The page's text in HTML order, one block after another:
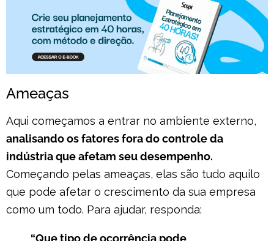
Ameaças
Aqui começamos a entrar no ambiente externo,
analisando os fatores fora do controle da
indústria que afetam seu desempenho.
Começando pelas ameaças, elas são tudo aquilo
que pode afetar o crescimento da sua empresa
como um todo. Para ajudar, responda:
“Que tipo de ocorrência pode